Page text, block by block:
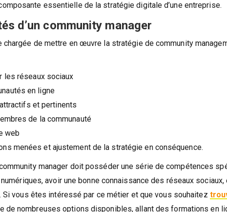
essentielle de la stratégie digitale d’une entreprise.
d’un community manager
chargée de mettre en œuvre la stratégie de community
les réseaux sociaux
en ligne
et pertinents
de la communauté
web
menées et ajustement de la stratégie en conséquence.
manager doit posséder une série de compétences
avoir une bonne connaissance des réseaux
Si vous êtes intéressé par ce métier et que vous souhaitez
de nombreuses options disponibles, allant des formations en